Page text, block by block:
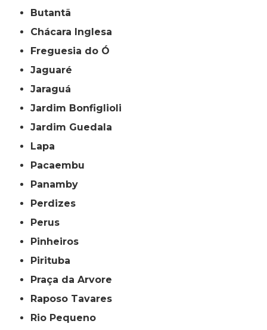
Butantã
Chácara Inglesa
Freguesia do Ó
Jaguaré
Jaraguá
Jardim Bonfiglioli
Jardim Guedala
Lapa
Pacaembu
Panamby
Perdizes
Perus
Pinheiros
Pirituba
Praça da Arvore
Raposo Tavares
Rio Pequeno